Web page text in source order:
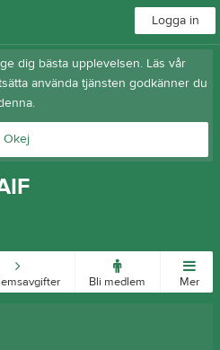
Logga in
dig bästa upplevelsen. Läs vår
använda tjänsten godkänner du
Okej
Bli medlem Mer